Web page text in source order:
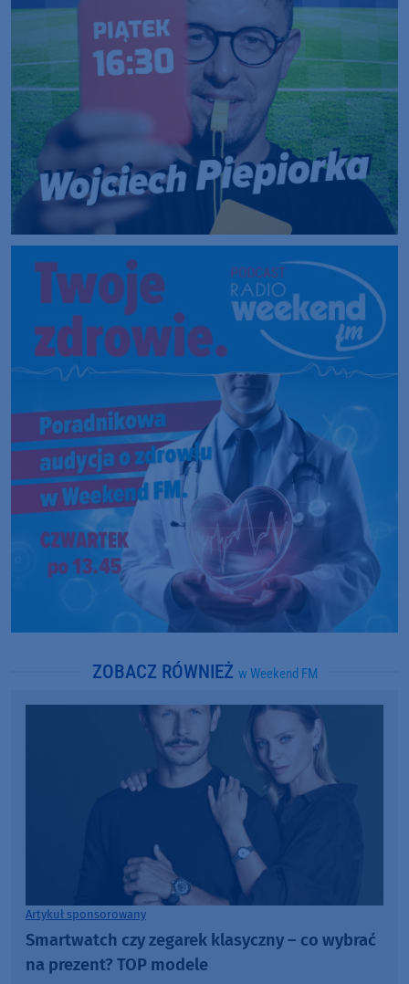
ZOBACZ RÓWNIEŻ w Weekend FM
Artykuł sponsorowany
Smartwatch czy zegarek klasyczny – co wybrać
na prezent? TOP modele